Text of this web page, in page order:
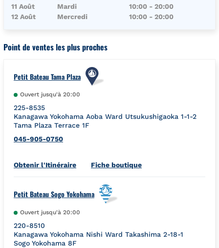
11 Août
Mardi 10:00 - 20:00
12 Août
Mercredi 10:00 - 20:00
Point de ventes les plus proches
Petit Bateau Tama Plaza
Ouvert jusqu'à 20:00
225-8535
Kanagawa Yokohama Aoba Ward Utsukushigaoka 1-1-2
Tama Plaza Terrace 1F
045-905-0750
Obtenir l'ItinéraireLink Opens in New Tab
Fiche boutique
Petit Bateau Sogo Yokohama
Ouvert jusqu'à 20:00
220-8510
Kanagawa Yokohama Nishi Ward Takashima 2-18-1
Sogo Yokohama 8F